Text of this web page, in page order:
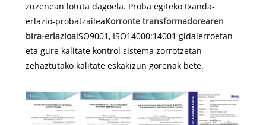
zuzenean lotuta dagoela. Proba egiteko txanda-
erlazio-probatzaileaKorronte transformadorearen
bira-erlazioaISO9001, ISO14000:14001 gidalerroetan
eta gure kalitate kontrol sistema zorrotzetan
zehaztutako kalitate eskakizun gorenak bete.